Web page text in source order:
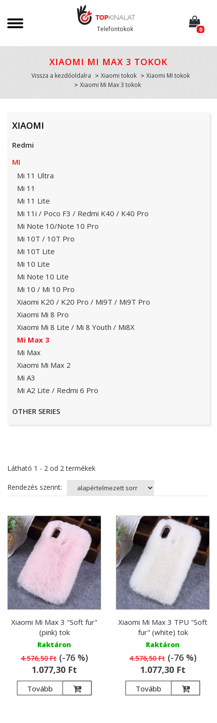
Telefontokok 0
XIAOMI MI MAX 3 TOKOK
Vissza a kezdőoldalra Xiaomi tokok
Xiaomi MI tokok
Xiaomi Mi Max 3 tokok
XIAOMI
Redmi
MI
Mi 11 Ultra
Mi 11
Mi 11 Lite
Mi 11i / Poco F3 / Redmi K40 / K40 Pro
Mi Note 10/Note 10 Pro
Mi 10T / 10T Pro
Mi 10T Lite
Mi 10 Lite
Mi Note 10 Lite
Mi 10 / Mi 10 Pro
Xiaomi K20 / K20 Pro / Mi9T / Mi9T Pro
Xiaomi Mi 8 Pro
Xiaomi Mi 8 Lite / Mi 8 Youth / Mi8X
Mi Max 3
Mi Max
Xiaomi Mi Max 2
Mi A3
Mi A2 Lite / Redmi 6 Pro
OTHER SERIES
Látható 1 - 2 od 2termékek
Rendezés szerint:
Xiaomi Mi Max 3 "Soft fur"
(pink) tok
Raktáron
4.576,50 Ft(-76 %)
1.077,30 Ft
Tovább
Xiaomi Mi Max 3 TPU "Soft
fur" (white) tok
Raktáron
4.576,50 Ft(-76 %)
1.077,30 Ft
Tovább